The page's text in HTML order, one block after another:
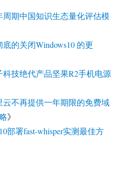
周期中国知识生态量化评估模
底的关闭Windows10 的更
科技绝代产品坚果R2手机电源
云不再提供一年期限的免费域
》
部署fast-whisper实测最佳方